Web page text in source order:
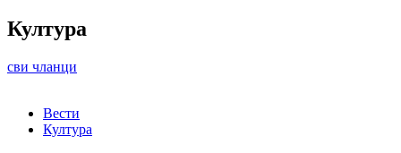
Култура
сви чланци
Вести
Култура